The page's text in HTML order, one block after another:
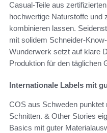
Casual-Teile aus
hochwertige Naturstoffe und
kombinieren lassen.
mit solidem Schneider-
Wunderwerk setzt auf klare
Produktion für den täglichen
Internationale Labels mit
COS aus Schweden punktet
Schnitten. & Other Stories
Basics mit guter